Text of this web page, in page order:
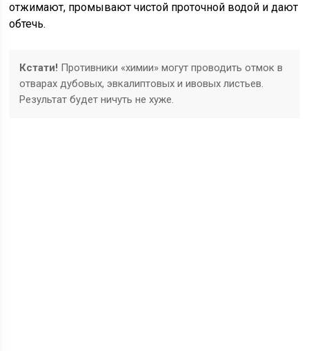
отжимают, промывают чистой проточной водой и дают
обтечь.
Кстати! Противники «химии» могут проводить отмок в
отварах дубовых, эвкалиптовых и ивовых листьев.
Результат будет ничуть не хуже.